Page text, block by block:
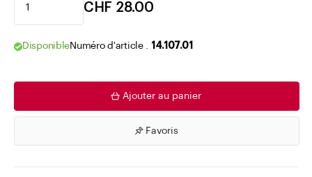
CHF 28.00
DisponibleNuméro d'article . 14.107.01
Ajouter au panier
Favoris